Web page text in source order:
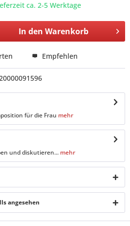
ca. 2-5 Werktage
In den Warenkorb
Empfehlen
für die Frau mehr
und diskutieren... mehr
angesehen